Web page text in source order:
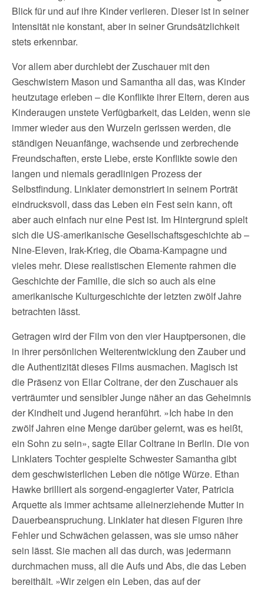
Blick für und auf ihre Kinder verlieren. Dieser ist in seiner
Intensität nie konstant, aber in seiner Grundsätzlichkeit
stets erkennbar.
Vor allem aber durchlebt der Zuschauer mit den
Geschwistern Mason und Samantha all das, was Kinder
heutzutage erleben – die Konflikte ihrer Eltern, deren aus
Kinderaugen unstete Verfügbarkeit, das Leiden, wenn sie
immer wieder aus den Wurzeln gerissen werden, die
ständigen Neuanfänge, wachsende und zerbrechende
Freundschaften, erste Liebe, erste Konflikte sowie den
langen und niemals geradlinigen Prozess der
Selbstfindung. Linklater demonstriert in seinem Porträt
eindrucksvoll, dass das Leben ein Fest sein kann, oft
aber auch einfach nur eine Pest ist. Im Hintergrund spielt
sich die US-amerikanische Gesellschaftsgeschichte ab –
Nine-Eleven, Irak-Krieg, die Obama-Kampagne und
vieles mehr. Diese realistischen Elemente rahmen die
Geschichte der Familie, die sich so auch als eine
amerikanische Kulturgeschichte der letzten zwölf Jahre
betrachten lässt.
Getragen wird der Film von den vier Hauptpersonen, die
in ihrer persönlichen Weiterentwicklung den Zauber und
die Authentizität dieses Films ausmachen. Magisch ist
die Präsenz von Ellar Coltrane, der den Zuschauer als
verträumter und sensibler Junge näher an das Geheimnis
der Kindheit und Jugend heranführt. »Ich habe in den
zwölf Jahren eine Menge darüber gelernt, was es heißt,
ein Sohn zu sein», sagte Ellar Coltrane in Berlin. Die von
Linklaters Tochter gespielte Schwester Samantha gibt
dem geschwisterlichen Leben die nötige Würze. Ethan
Hawke brilliert als sorgend-engagierter Vater, Patricia
Arquette als immer achtsame alleinerziehende Mutter in
Dauerbeanspruchung. Linklater hat diesen Figuren ihre
Fehler und Schwächen gelassen, was sie umso näher
sein lässt. Sie machen all das durch, was jedermann
durchmachen muss, all die Aufs und Abs, die das Leben
bereithält. »Wir zeigen ein Leben, das auf der